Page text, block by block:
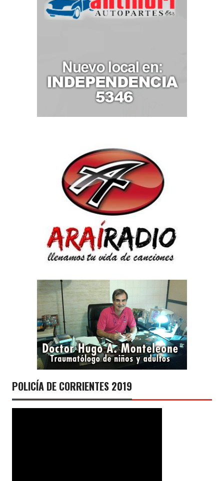
POLICÍA DE CORRIENTES 2019